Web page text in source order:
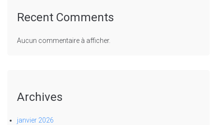
Recent Comments
Aucun commentaire à afficher.
Archives
janvier 2026